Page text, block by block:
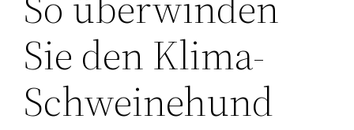
Sie den Klima-
Schweinehund